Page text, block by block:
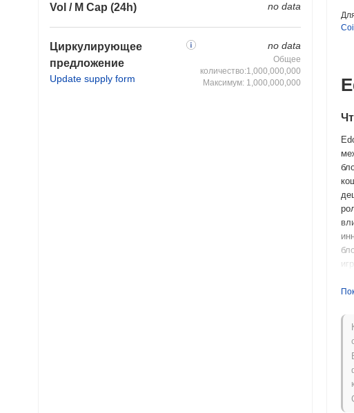
Vol / M Cap (24h) no data
Циркулирующее
предложение
Update supply form
no data
Общее
количество:1,000,000,000
Максимум: 1,000,000,000